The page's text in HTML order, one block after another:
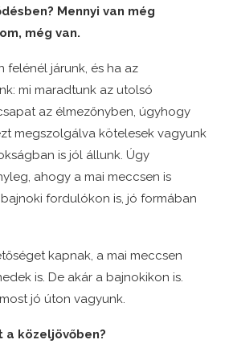
Mennyi van még
még van.
felénél járunk, és ha az
mi maradtunk az utolsó
az élmezőnyben, úgyhogy
megszolgálva kötelesek vagyunk
is jól állunk. Úgy
ahogy a mai meccsen is
fordulókon is, jó formában
kapnak, a mai meccsen
is. De akár a bajnokikon is.
jó úton vagyunk.
a közeljövőben?